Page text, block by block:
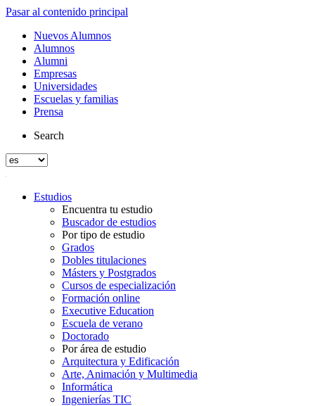
Pasar al contenido principal
Nuevos Alumnos
Alumnos
Alumni
Empresas
Universidades
Escuelas y familias
Prensa
Search
Estudios
Encuentra tu estudio
Buscador de estudios
Por tipo de estudio
Grados
Dobles titulaciones
Másters y Postgrados
Cursos de especialización
Formación online
Executive Education
Escuela de verano
Doctorado
Por área de estudio
Arquitectura y Edificación
Arte, Animación y Multimedia
Informática
Ingenierías TIC